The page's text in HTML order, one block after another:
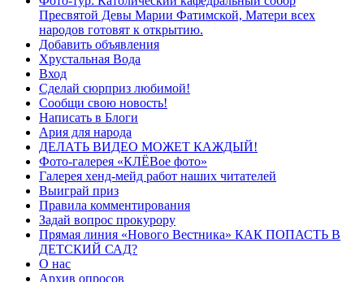
Пресвятой Девы Марии Фатимской, Матери всех
народов готовят к открытию.
Добавить объявления
Хрустальная Вода
Вход
Сделай сюрприз любимой!
Сообщи свою новость!
Написать в Блоги
Ария для народа
ДЕЛАТЬ ВИДЕО МОЖЕТ КАЖДЫЙ!
Фото-галерея «КЛЁВое фото»
Галерея хенд-мейд работ наших читателей
Выиграй приз
Правила комментирования
Задай вопрос прокурору
Прямая линия «Нового Вестника» КАК ПОПАСТЬ В
ДЕТСКИЙ САД?
О нас
Архив опросов